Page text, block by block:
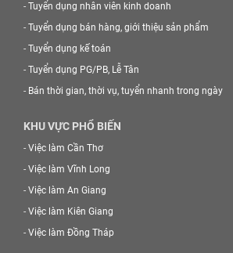
- Tuyển dụng nhân viên kinh doanh
- Tuyển dụng bán hàng, giới thiệu sản phẩm
- Tuyển dụng kế toán
- Tuyển dụng PG/PB, Lễ Tân
- Bán thời gian, thời vụ, tuyển nhanh trong ngày
KHU VỰC PHỔ BIẾN
- Việc làm Cần Thơ
- Việc làm Vĩnh Long
- Việc làm An Giang
- Việc làm Kiên Giang
- Việc làm Đồng Tháp